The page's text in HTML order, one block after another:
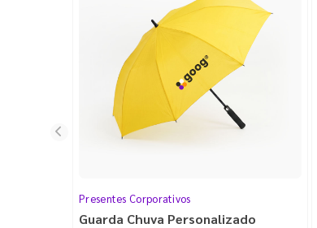
Presentes Corporativos
Guarda Chuva Personalizado